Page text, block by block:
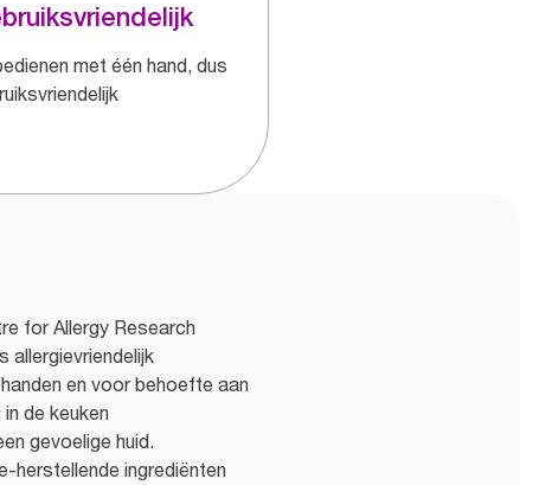
met één hand, dus
for Allergy Research
allergievriendelijk
en voor behoefte aan
de keuken
gevoelige huid.
herstellende ingrediënten